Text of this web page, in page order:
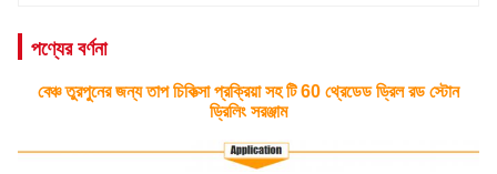
পণ্যের বর্ণনা
বেঞ্চ তুরপুনের জন্য তাপ চিকিত্সা প্রক্রিয়া সহ টি 60 থ্রেডেড ড্রিল রড স্টোন
ড্রিলিং সরঞ্জাম